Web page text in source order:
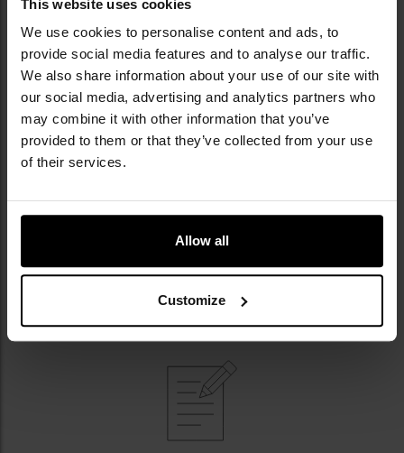
This website uses cookies
We use cookies to personalise content and ads, to
provide social media features and to analyse our traffic.
We also share information about your use of our site with
our social media, advertising and analytics partners who
may combine it with other information that you’ve
provided to them or that they’ve collected from your use
of their services.
Allow all
Customize
что може бути носитися на ремені максимальною
шириною 57 мм.